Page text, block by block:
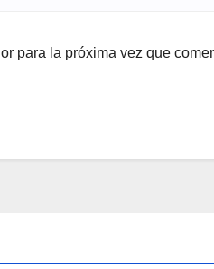
para la próxima vez que